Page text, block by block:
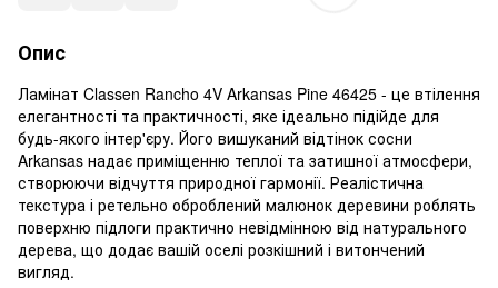
Опис
Ламінат Classen Rancho 4V Arkansas Pine 46425 - це втілення
елегантності та практичності, яке ідеально підійде для
будь-якого інтер'єру. Його вишуканий відтінок сосни
Arkansas надає приміщенню теплої та затишної атмосфери,
створюючи відчуття природної гармонії. Реалістична
текстура і ретельно оброблений малюнок деревини роблять
поверхню підлоги практично невідмінною від натурального
дерева, що додає вашій оселі розкішний і витончений
вигляд.